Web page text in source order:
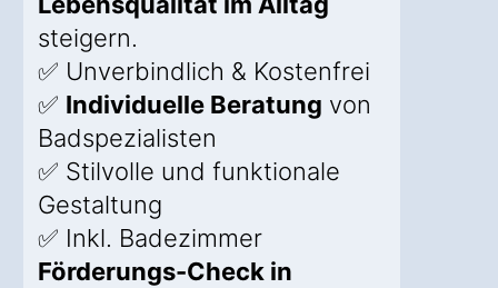
steigern.
✅ Unverbindlich & Kostenfrei
✅ Individuelle Beratung von
Badspezialisten
✅ Stilvolle und funktionale
Gestaltung
✅ Inkl. Badezimmer
Förderungs-Check in